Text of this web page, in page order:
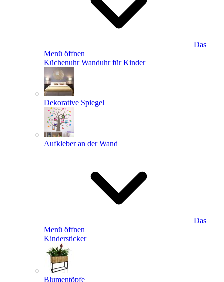
Das
Menü öffnen
Küchenuhr Wanduhr für Kinder
Dekorative Spiegel
Aufkleber an der Wand
Das
Menü öffnen
Kindersticker
Blumentöpfe